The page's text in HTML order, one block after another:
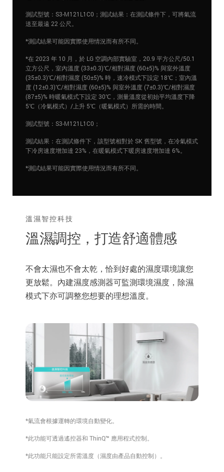
測試型號：S3-M121L1C0；測試結果：在測試條件下，可將氣流
送至最遠 22 公尺。
*測試結果可能因實際使用情況而有所不同。
*在 2023 年 10 月，於 LG 空調內部實驗室，20.9 平方公尺/50.1
立方公尺，室內溫度 (33±0.3)℃/相對濕度 (60±5)% 與室外溫度
(35±0.3)℃/相對濕度 (50±5)% 時，速冷模式下設定 18℃；室內溫
度 (12±0.3)℃/相對濕度 (60±5)% 與室外溫度 (7±0.3)℃/相對濕度
(87±5)% 時暖氣模式下設定 30℃，測量溫度從初始平均溫度下降
5℃（冷氣模式）/上升 5℃（暖氣模式）所需的時間。
測試型號：S3-M121L1C0；
測試結果：在測試條件下，該型號相對於 SK 舊型號，在冷氣模式
下冷房速度增加達 23%，在暖氣模式下暖房速度增加達 6%。
*測試結果可能因實際使用情況而有所不同。
溫濕智控科技
溫濕調控，打造舒適體感
不會太濕也不會太乾，恰到好處的濕度環境讓您
更放鬆。內建濕度感測器可監測環境濕度，除濕
模式下亦可調整您想要的理想溫度。
*氣流會根據運轉的環境自動變化。
*此功能可透過遙控器和 ThinQ™ 應用程式控制。
*此功能只能設定所需溫度（濕度由產品自動控制）。